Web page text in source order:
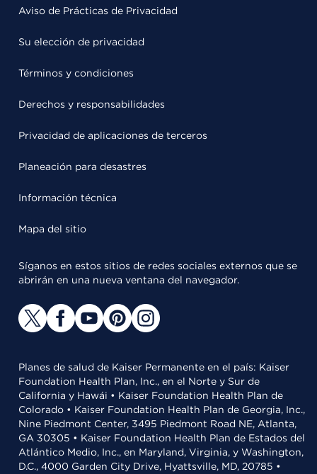
Aviso de Prácticas de Privacidad
Su elección de privacidad
Términos y condiciones
Derechos y responsabilidades
Privacidad de aplicaciones de terceros
Planeación para desastres
Información técnica
Mapa del sitio
Síganos en estos sitios de redes sociales externos que se
abrirán en una nueva ventana del navegador.
Planes de salud de Kaiser Permanente en el país: Kaiser
Foundation Health Plan, Inc., en el Norte y Sur de
California y Hawái • Kaiser Foundation Health Plan de
Colorado • Kaiser Foundation Health Plan de Georgia, Inc.,
Nine Piedmont Center, 3495 Piedmont Road NE, Atlanta,
GA 30305 • Kaiser Foundation Health Plan de Estados del
Atlántico Medio, Inc., en Maryland, Virginia, y Washington,
D.C., 4000 Garden City Drive, Hyattsville, MD, 20785 •